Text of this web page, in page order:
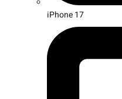
iPhone 17